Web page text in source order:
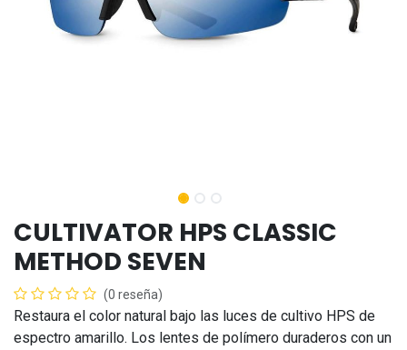
CULTIVATOR HPS CLASSIC
METHOD SEVEN
(0 reseña)
Restaura el color natural bajo las luces de cultivo HPS de
espectro amarillo. Los lentes de polímero duraderos con un